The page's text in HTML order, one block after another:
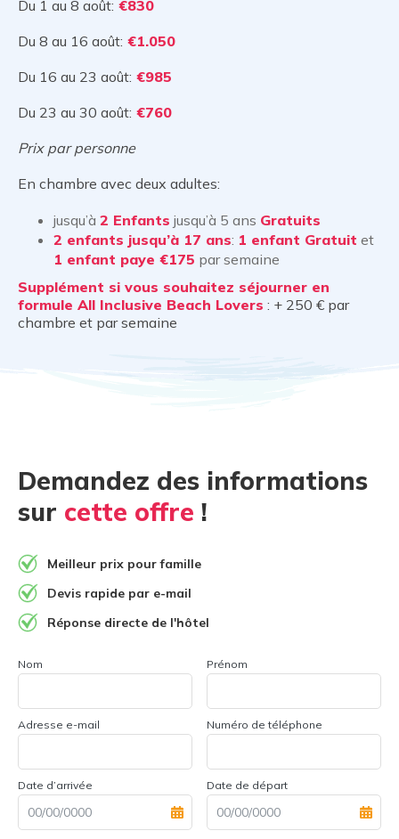
Du 1 au 8 août: €830
Du 8 au 16 août: €1.050
Du 16 au 23 août: €985
Du 23 au 30 août: €760
Prix par personne
En chambre avec deux adultes:
jusqu’à 2 Enfants jusqu’à 5 ans Gratuits
2 enfants jusqu’à 17 ans: 1 enfant Gratuit et
1 enfant paye €175 par semaine
Supplément si vous souhaitez séjourner en
formule All Inclusive Beach Lovers : + 250 € par
chambre et par semaine
Demandez des informations
sur cette offre !
Meilleur prix pour famille
Devis rapide par e-mail
Réponse directe de l'hôtel
Nom Prénom
Adresse e-mail Numéro de téléphone
Date d’arrivée Date de départ